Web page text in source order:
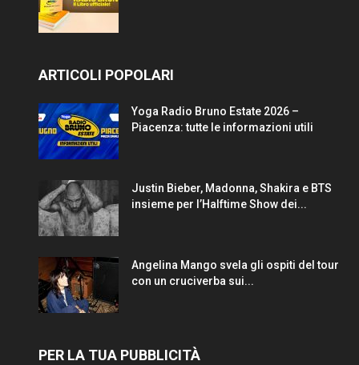
ARTICOLI POPOLARI
Yoga Radio Bruno Estate 2026 –
Piacenza: tutte le informazioni utili
Justin Bieber, Madonna, Shakira e BTS
insieme per l’Halftime Show dei...
Angelina Mango svela gli ospiti del tour
con un cruciverba sui...
PER LA TUA PUBBLICITÀ